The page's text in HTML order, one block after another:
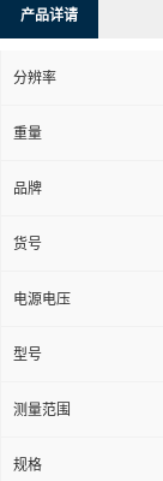
产品详请
分辨率
重量
品牌
货号
电源电压
型号
测量范围
规格